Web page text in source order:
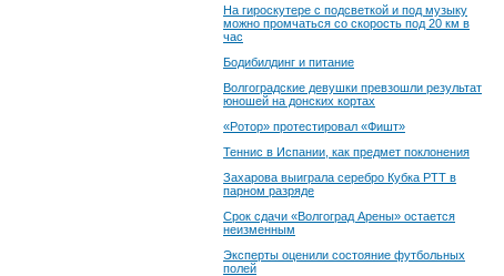
На гироскутере с подсветкой и под музыку
можно промчаться со скорость под 20 км в
час
Бодибилдинг и питание
Волгоградские девушки превзошли результат
юношей на донских кортах
«Ротор» протестировал «Фишт»
Теннис в Испании, как предмет поклонения
Захарова выиграла серебро Кубка РТТ в
парном разряде
Срок сдачи «Волгоград Арены» остается
неизменным
Эксперты оценили состояние футбольных
полей